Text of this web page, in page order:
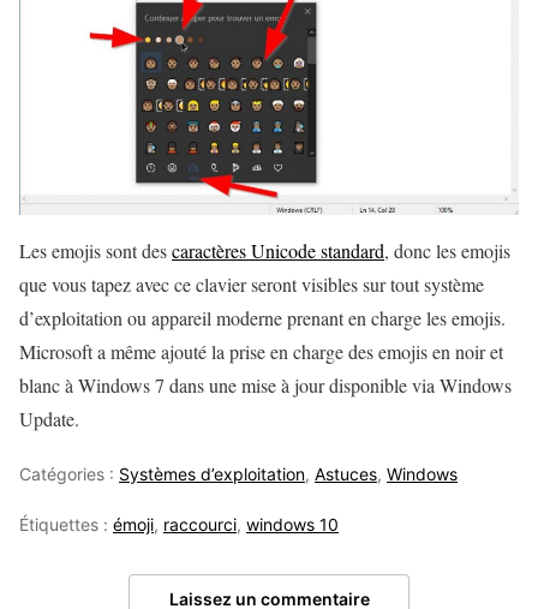
Les emojis sont descaractères Unicode standard, donc les emojis
que vous tapez avec ce clavier seront visibles sur tout système
d’exploitation ou appareil moderne prenant en charge les emojis.
Microsoft a même ajouté la prise en charge des emojis en noir et
blanc à Windows 7 dans une mise à jour disponible via Windows
Update.
Catégories : Systèmes d’exploitation, Astuces, Windows
Étiquettes : émoji, raccourci, windows 10
Laissez un commentaire